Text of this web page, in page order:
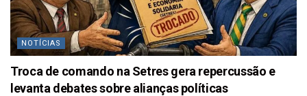
NOTÍCIAS
Troca de comando na Setres gera repercussão e
levanta debates sobre alianças políticas